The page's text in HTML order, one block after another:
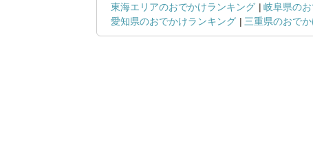
東海エリアのおでかけランキング
岐阜県の
愛知県のおでかけランキング
三重県のおで